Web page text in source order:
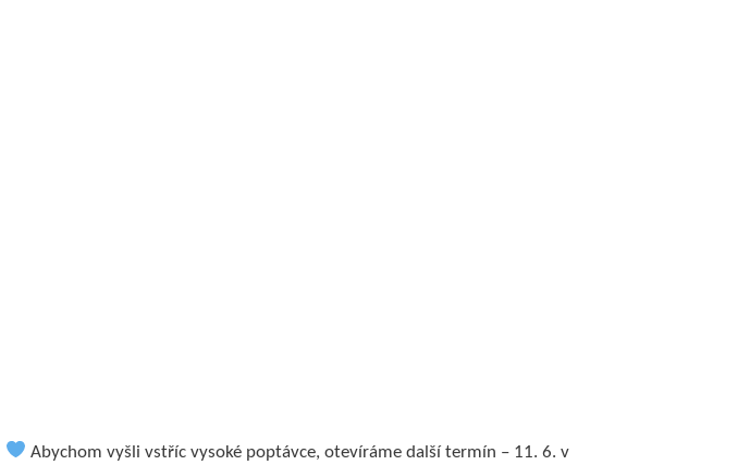
Abychom vyšli vstříc vysoké poptávce, otevíráme další termín – 11. 6. v